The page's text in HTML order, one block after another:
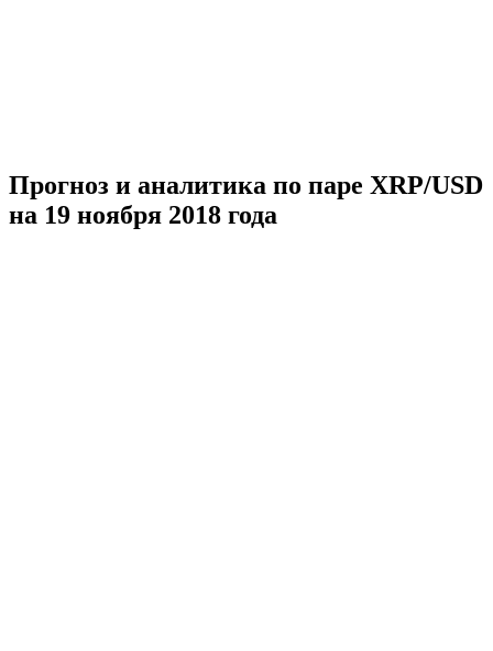
Прогноз и аналитика по паре XRP/USD
на 19 ноября 2018 года